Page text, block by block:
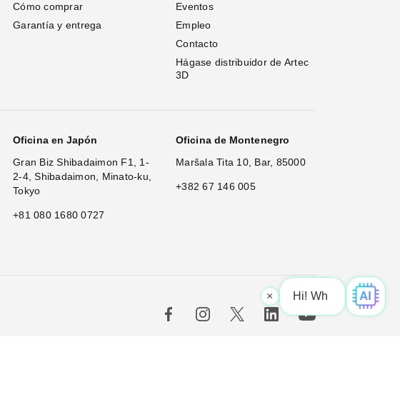
Hi! What is yo
Cómo comprar
Garantía y entrega
Eventos
Empleo
Contacto
Hágase distribuidor de Artec
3D
Oficina en Japón
Gran Biz Shibadaimon F1, 1-
2-4, Shibadaimon, Minato-ku,
Tokyo
+81 080 1680 0727
Oficina de Montenegro
Maršala Tita 10, Bar, 85000
+382 67 146 005